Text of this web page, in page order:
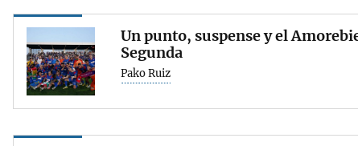
Un punto, suspense y el
Segunda
Pako Ruiz